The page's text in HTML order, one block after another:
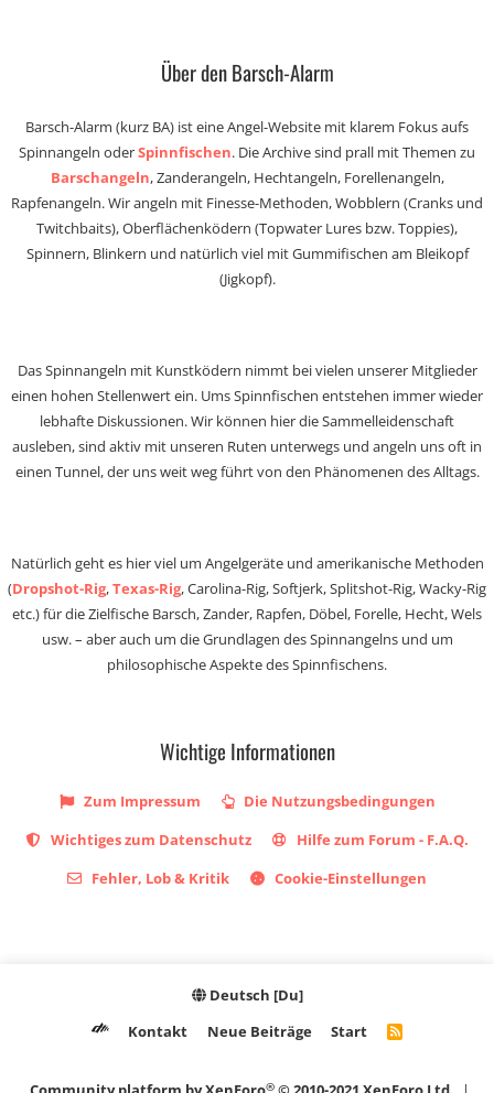
Über den Barsch-Alarm
Barsch-Alarm (kurz BA) ist eine Angel-Website mit klarem Fokus aufs
Spinnangeln oderSpinnfischen. Die Archive sind prall mit Themen zu
Barschangeln, Zanderangeln, Hechtangeln, Forellenangeln,
Rapfenangeln. Wir angeln mit Finesse-Methoden, Wobblern (Cranks und
Twitchbaits), Oberflächenködern (Topwater Lures bzw. Toppies),
Spinnern, Blinkern und natürlich viel mit Gummifischen am Bleikopf
(Jigkopf).
Das Spinnangeln mit Kunstködern nimmt bei vielen unserer Mitglieder
einen hohen Stellenwert ein. Ums Spinnfischen entstehen immer wieder
lebhafte Diskussionen. Wir können hier die Sammelleidenschaft
ausleben, sind aktiv mit unseren Ruten unterwegs und angeln uns oft in
einen Tunnel, der uns weit weg führt von den Phänomenen des Alltags.
Natürlich geht es hier viel um Angelgeräte und amerikanische Methoden
(Dropshot-Rig,Texas-Rig, Carolina-Rig, Softjerk, Splitshot-Rig, Wacky-Rig
etc.) für die Zielfische Barsch, Zander, Rapfen, Döbel, Forelle, Hecht, Wels
usw. – aber auch um die Grundlagen des Spinnangelns und um
philosophische Aspekte des Spinnfischens.
Wichtige Informationen
Zum Impressum
Die Nutzungsbedingungen
Wichtiges zum Datenschutz
Hilfe zum Forum - F.A.Q.
Fehler, Lob & Kritik
Cookie-Einstellungen
Deutsch [Du]
Kontakt
Neue Beiträge Start
R
®